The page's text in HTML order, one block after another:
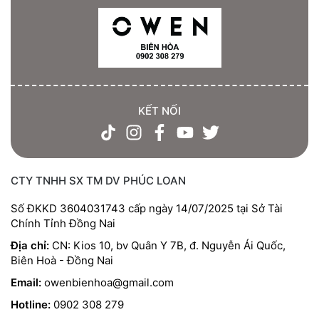
KẾT NỐI
CTY TNHH SX TM DV PHÚC LOAN
Số ĐKKD 3604031743 cấp ngày 14/07/2025 tại Sở Tài
Chính Tỉnh Đồng Nai
Địa chỉ: CN: Kios 10, bv Quân Y 7B, đ. Nguyễn Ái Quốc,
Biên Hoà - Đồng Nai
Email: owenbienhoa@gmail.com
Hotline: 0902 308 279